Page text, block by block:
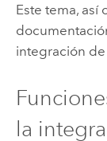
Este tema, así
integración de
la